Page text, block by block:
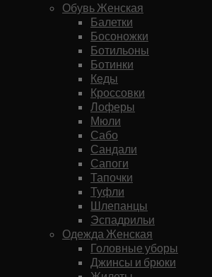
Обувь Женская
Балетки
Босоножки
Ботильоны
Ботинки
Кеды
Кроссовки
Лоферы
Мюли
Сабо
Сандали
Сапоги
Тапочки
Туфли
Шлепанцы
Эспадрильи
Одежда Женская
Головные уборы
Джинсы и брюки